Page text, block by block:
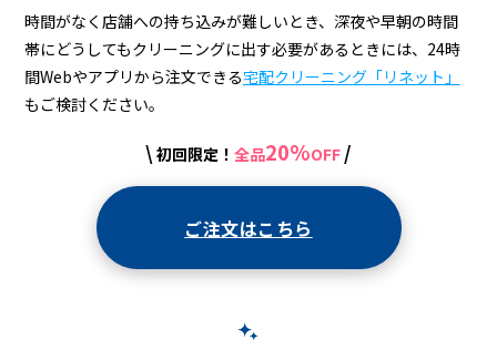
時間がなく店舗への持ち込みが難しいとき、深夜や早朝の時間
帯にどうしてもクリーニングに出す必要があるときには、24時
間Webやアプリから注文できる宅配クリーニング「リネット」
もご検討ください。
\ 初回限定！ 全品20%OFF /
ご注文はこちら